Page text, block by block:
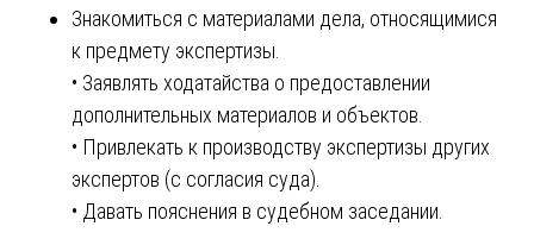
Знакомиться с материалами дела, относящимися
к предмету экспертизы.
• Заявлять ходатайства о предоставлении
дополнительных материалов и объектов.
• Привлекать к производству экспертизы других
экспертов (с согласия суда).
• Давать пояснения в судебном заседании.